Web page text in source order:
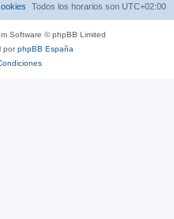
Todos los horarios son UTC+02:00
Software © phpBB Limited
porphpBB España